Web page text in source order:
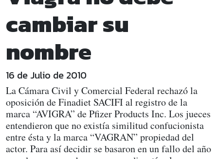
cambiar su
nombre
16 de Julio de 2010
La Cámara Civil y Comercial Federal rechazó la
oposición de Finadiet SACIFI al registro de la
marca “AVIGRA” de Pfizer Products Inc. Los jueces
entendieron que no existía similitud confucionista
entre ésta y la marca “VAGRAN” propiedad del
actor. Para así decidir se basaron en un fallo del año